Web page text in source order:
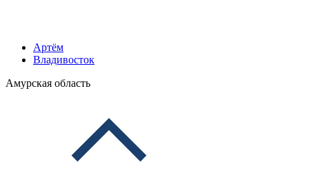
Артём
Владивосток
Амурская область